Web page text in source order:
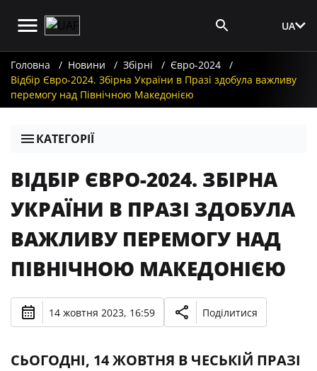
UA
Головна Новини Збірні
Євро-2024
Відбір Євро-2024. Збірна України в Празі здобула важливу
перемогу над Північною Македонією
КАТЕГОРІЇ
ВІДБІР ЄВРО-2024. ЗБІРНА
УКРАЇНИ В ПРАЗІ ЗДОБУЛА
ВАЖЛИВУ ПЕРЕМОГУ НАД
ПІВНІЧНОЮ МАКЕДОНІЄЮ
14 жовтня 2023, 16:59 Поділитися
СЬОГОДНІ, 14 ЖОВТНЯ В ЧЕСЬКІЙ ПРАЗІ